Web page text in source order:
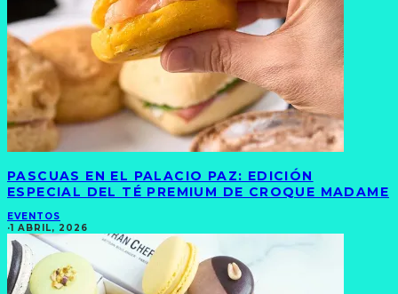
PASCUAS EN EL PALACIO PAZ: EDICIÓN
ESPECIAL DEL TÉ PREMIUM DE CROQUE MADAME
EVENTOS
·1 ABRIL, 2026